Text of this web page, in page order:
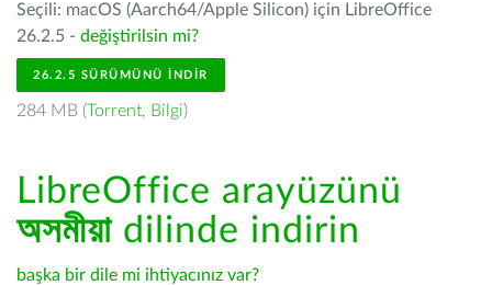
Seçili: macOS (Aarch64/Apple Silicon) için LibreOffice
26.2.5 - değiştirilsin mi?
26.2.5 SÜRÜMÜNÜ İNDIR
284 MB (Torrent, Bilgi)
LibreOffice arayüzünü
অসমীয়া dilinde indirin
başka bir dile mi ihtiyacınız var?